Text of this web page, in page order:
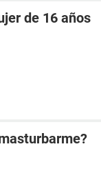
de 16 años